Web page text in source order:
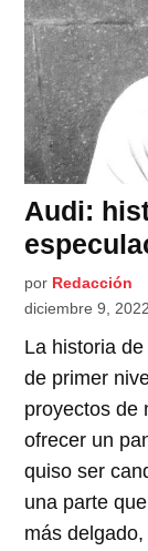
Audi:
por Redacción
diciembre 9, 2022
La historia
de primer
proyectos de
ofrecer un
quiso ser
una parte
más